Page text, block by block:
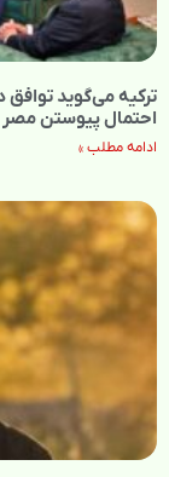
ترکیه می‌گوید توافق
احتمال پیوستن مصر
ادامه مطلب »